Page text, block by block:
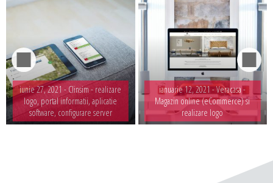
iunie 27, 2021 - Clinsim - realizare
logo, portal informatii, aplicatie
software, configurare server
ianuarie 12, 2021 -Veracasa -
Magazin online (eCommerce) si
realizare logo